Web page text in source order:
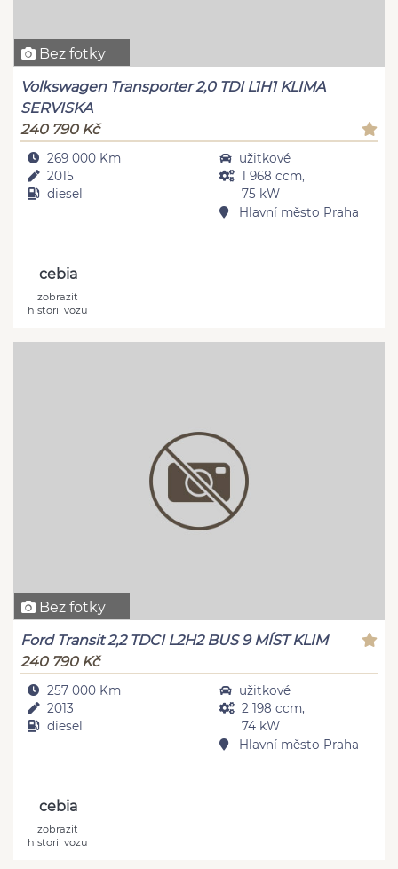
Bez fotky
Volkswagen Transporter 2,0 TDI L1H1 KLIMA
SERVISKA
240 790 Kč
269 000 Km
2015
diesel
užitkové
1 968 ccm,
75 kW
Hlavní město Praha
cebia
zobrazit
historii vozu
Bez fotky
Ford Transit 2,2 TDCI L2H2 BUS 9 MÍST KLIM
240 790 Kč
257 000 Km
2013
diesel
užitkové
2 198 ccm,
74 kW
Hlavní město Praha
cebia
zobrazit
historii vozu